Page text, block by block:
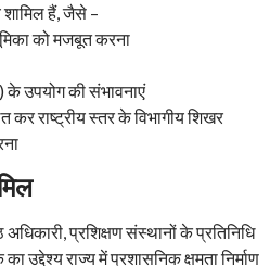
हैं, जैसे –
को मजबूत करना
के उपयोग की संभावनाएं
कर राष्ट्रीय स्तर के विभागीय शिखर
अधिकारी, प्रशिक्षण संस्थानों के प्रतिनिधि
उद्देश्य राज्य में प्रशासनिक क्षमता निर्माण